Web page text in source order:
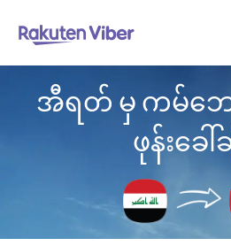
အီရတ် မှ ကမ်ဘေ
ဖုန်းခေ